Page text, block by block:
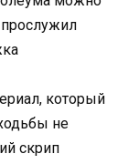
который
не
скрип